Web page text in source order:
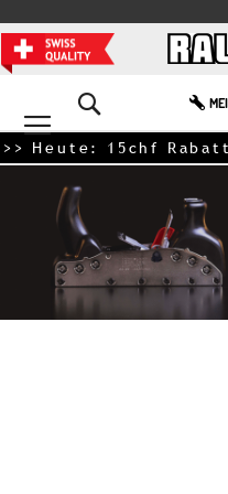
15chf Rabatt je